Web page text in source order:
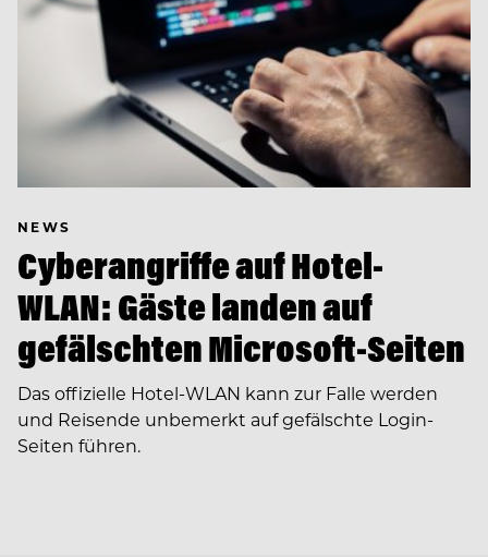
NEWS
Cyberangriffe auf Hotel-
WLAN: Gäste landen auf
gefälschten Microsoft-Seiten
Das offizielle Hotel-WLAN kann zur Falle werden
und Reisende unbemerkt auf gefälschte Login-
Seiten führen.